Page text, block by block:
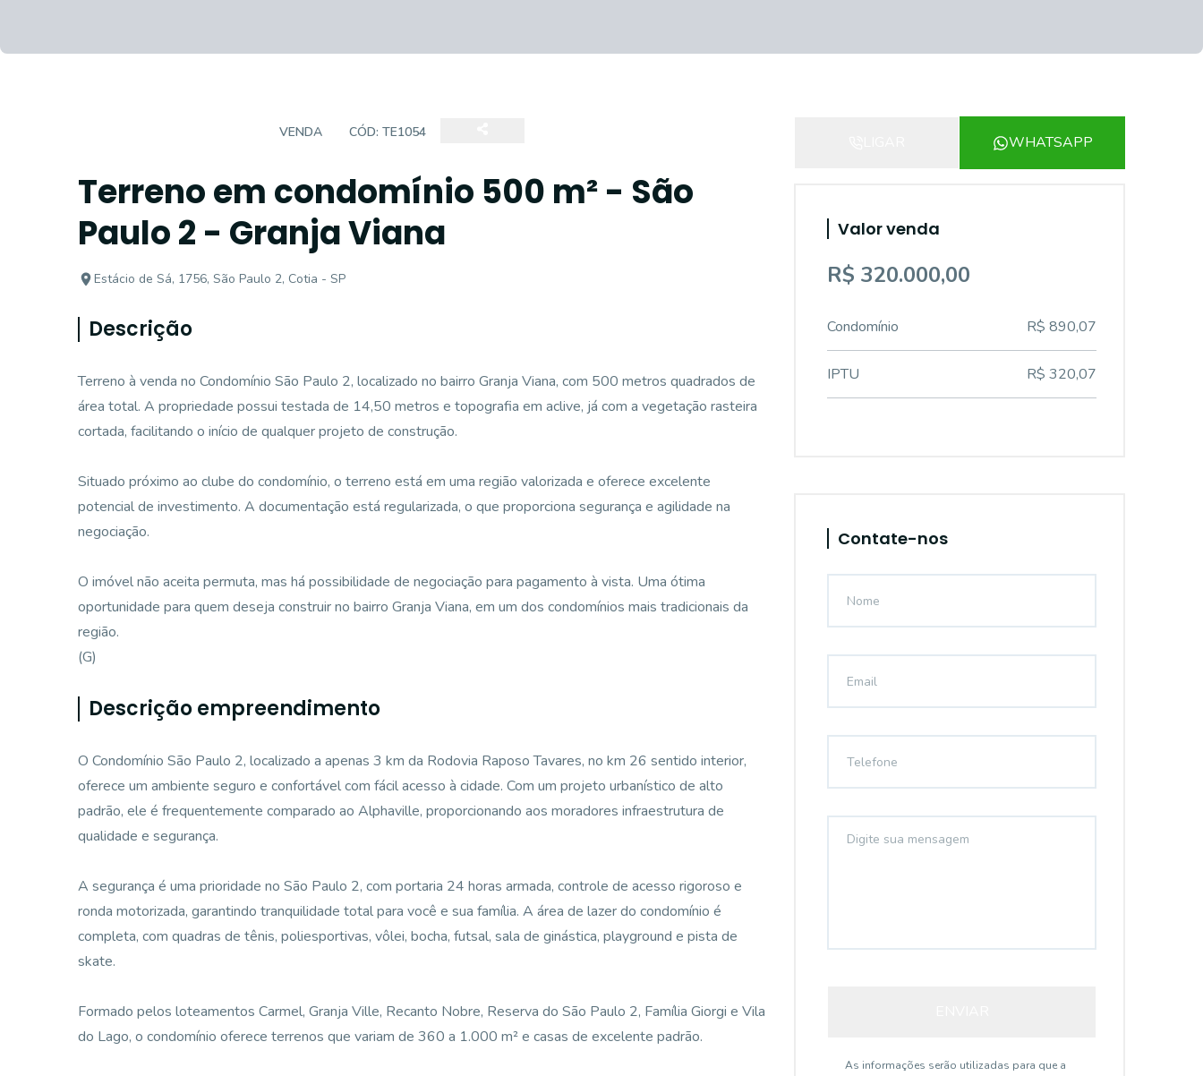
VENDA CÓD: TE1054
Terreno em condomínio 500 m² - São
Paulo 2 - Granja Viana
Estácio de Sá, 1756, São Paulo 2, Cotia - SP
Descrição
Terreno à venda no Condomínio São Paulo 2, localizado no bairro Granja Viana, com 500 metros quadrados de
área total. A propriedade possui testada de 14,50 metros e topografia em aclive, já com a vegetação rasteira
cortada, facilitando o início de qualquer projeto de construção.
Situado próximo ao clube do condomínio, o terreno está em uma região valorizada e oferece excelente
potencial de investimento. A documentação está regularizada, o que proporciona segurança e agilidade na
negociação.
O imóvel não aceita permuta, mas há possibilidade de negociação para pagamento à vista. Uma ótima
oportunidade para quem deseja construir no bairro Granja Viana, em um dos condomínios mais tradicionais da
região.
(G)
Descrição empreendimento
O Condomínio São Paulo 2, localizado a apenas 3 km da Rodovia Raposo Tavares, no km 26 sentido interior,
oferece um ambiente seguro e confortável com fácil acesso à cidade. Com um projeto urbanístico de alto
padrão, ele é frequentemente comparado ao Alphaville, proporcionando aos moradores infraestrutura de
qualidade e segurança.
A segurança é uma prioridade no São Paulo 2, com portaria 24 horas armada, controle de acesso rigoroso e
ronda motorizada, garantindo tranquilidade total para você e sua família. A área de lazer do condomínio é
completa, com quadras de tênis, poliesportivas, vôlei, bocha, futsal, sala de ginástica, playground e pista de
skate.
Formado pelos loteamentos Carmel, Granja Ville, Recanto Nobre, Reserva do São Paulo 2, Família Giorgi e Vila
do Lago, o condomínio oferece terrenos que variam de 360 a 1.000 m² e casas de excelente padrão.
WHATSAPP
Valor venda
R$ 320.000,00
Condomínio R$ 890,07
IPTU R$ 320,07
Contate-nos
As informações serão utilizadas para que a